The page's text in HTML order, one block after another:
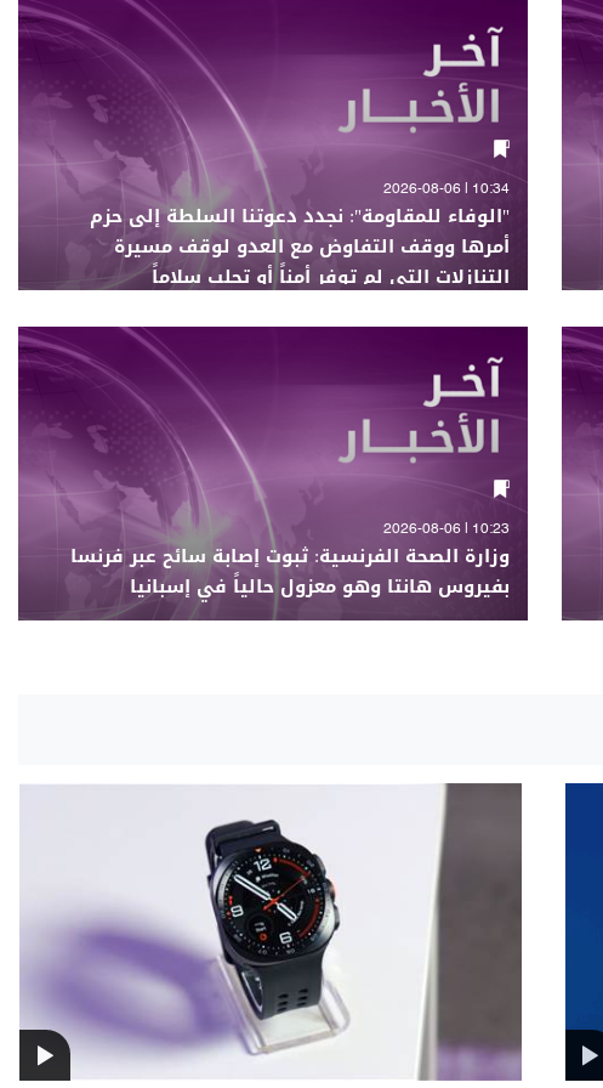
10:34 | 2026-08-06
"الوفاء للمقاومة": نجدد دعوتنا السلطة إلى حزم
أمرها ووقف التفاوض مع العدو لوقف مسيرة
التنازلات التي لم توفر أمناً أو تجلب سلاماً
10:23 | 2026-08-06
وزارة الصحة الفرنسية: ثبوت إصابة سائح عبر فرنسا
بفيروس هانتا وهو معزول حالياً في إسبانيا